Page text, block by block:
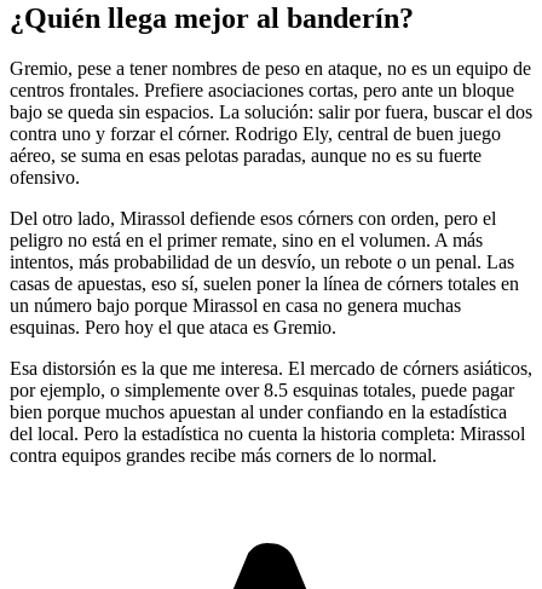
¿Quién llega mejor al banderín?
Gremio, pese a tener nombres de peso en ataque, no es un equipo de
centros frontales. Prefiere asociaciones cortas, pero ante un bloque
bajo se queda sin espacios. La solución: salir por fuera, buscar el dos
contra uno y forzar el córner. Rodrigo Ely, central de buen juego
aéreo, se suma en esas pelotas paradas, aunque no es su fuerte
ofensivo.
Del otro lado, Mirassol defiende esos córners con orden, pero el
peligro no está en el primer remate, sino en el volumen. A más
intentos, más probabilidad de un desvío, un rebote o un penal. Las
casas de apuestas, eso sí, suelen poner la línea de córners totales en
un número bajo porque Mirassol en casa no genera muchas
esquinas. Pero hoy el que ataca es Gremio.
Esa distorsión es la que me interesa. El mercado de córners asiáticos,
por ejemplo, o simplemente over 8.5 esquinas totales, puede pagar
bien porque muchos apuestan al under confiando en la estadística
del local. Pero la estadística no cuenta la historia completa: Mirassol
contra equipos grandes recibe más corners de lo normal.